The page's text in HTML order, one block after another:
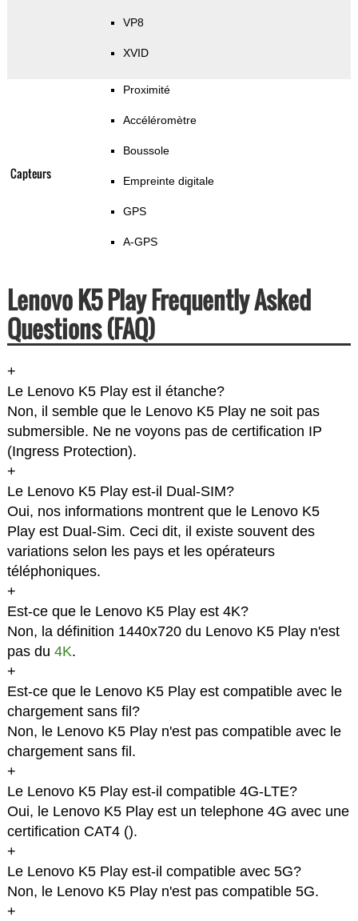
VP8
XVID
Capteurs
Proximité
Accéléromètre
Boussole
Empreinte digitale
GPS
A-GPS
Lenovo K5 Play Frequently Asked
Questions (FAQ)
+
Le Lenovo K5 Play est il étanche?
Non, il semble que le Lenovo K5 Play ne soit pas
submersible. Ne ne voyons pas de certification IP
(Ingress Protection).
+
Le Lenovo K5 Play est-il Dual-SIM?
Oui, nos informations montrent que le Lenovo K5
Play est Dual-Sim. Ceci dit, il existe souvent des
variations selon les pays et les opérateurs
téléphoniques.
+
Est-ce que le Lenovo K5 Play est 4K?
Non, la définition 1440x720 du Lenovo K5 Play n'est
pas du 4K.
+
Est-ce que le Lenovo K5 Play est compatible avec le
chargement sans fil?
Non, le Lenovo K5 Play n'est pas compatible avec le
chargement sans fil.
+
Le Lenovo K5 Play est-il compatible 4G-LTE?
Oui, le Lenovo K5 Play est un telephone 4G avec une
certification CAT4 ().
+
Le Lenovo K5 Play est-il compatible avec 5G?
Non, le Lenovo K5 Play n'est pas compatible 5G.
+